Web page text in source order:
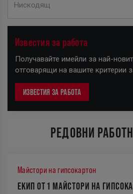
Нискодящ
Известия за работа
Получавайте имейли за най-
отговарящи на вашите критерии
ИЗВЕСТИЯ ЗА РАБОТА
РЕДОВНИ
Майстори на гипсокартон
ЕКИП ОТ 1 МАЙСТОРИ НА
+
−